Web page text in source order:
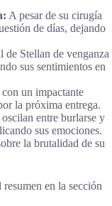
A pesar de su cirugía
de días, dejando
de Stellan de venganza
sus sentimientos en
un impactante
la próxima entrega.
entre burlarse y
sus emociones.
la brutalidad de su
en la sección